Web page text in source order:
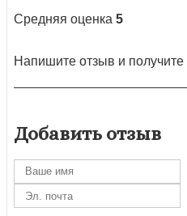
Средняя оценка 5
Напишите отзыв и получите
Добавить отзыв